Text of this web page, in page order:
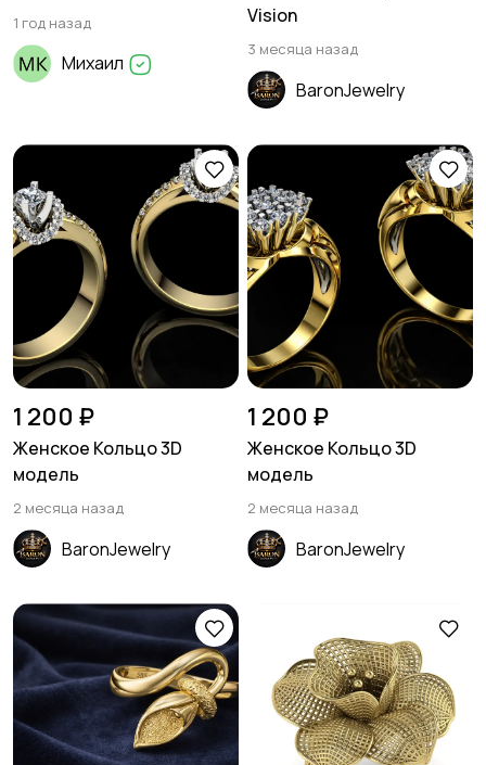
1 год назад
Михаил
Vision
3 месяца назад
BaronJewelry
1 200 ₽
Женское Кольцо 3D
модель
2 месяца назад
BaronJewelry
1 200 ₽
Женское Кольцо 3D
модель
2 месяца назад
BaronJewelry